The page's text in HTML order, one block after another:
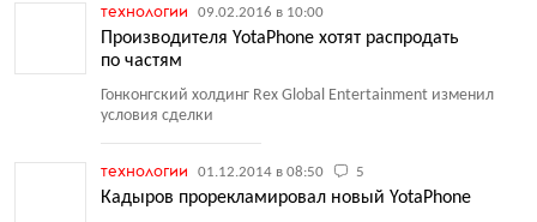
технологии 09.02.2016 в 10:00
Производителя YotaPhone хотят распродать
по частям
Гонконгский холдинг Rex Global Entertainment изменил
условия сделки
технологии 01.12.2014 в 08:50 5
Кадыров прорекламировал новый YotaPhone